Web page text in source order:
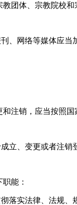
团体、宗教院校
、网络等媒体应当
注销，应当按照
立、变更或者注销
能：
落实法律、法规